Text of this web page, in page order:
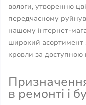
вологи, утворенню
передчасному
нашому інтернет-
широкий асортимент
кровли за доступною
в ремонті і